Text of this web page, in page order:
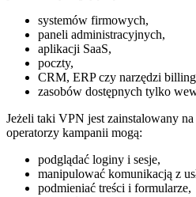
systemów firmowych,
paneli administracyjnych,
aplikacji SaaS,
poczty,
CRM, ERP czy narzędzi
zasobów dostępnych tylko
Jeżeli taki VPN jest zainstalowany
operatorzy kampanii mogą:
podglądać loginy i sesje,
manipulować komunikacją z
podmieniać treści i formularze,